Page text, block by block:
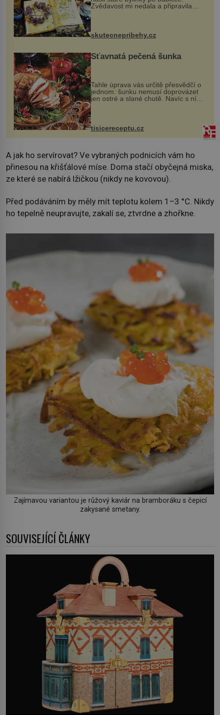
Zvědavost mi nedala a připravila
jsem si z nich lektvar… Zimní pobyt
na chalupě se pro mě vlastní vinou
změnil v děsivý zážitek, na kt...
skutecnepribehy.cz
Šťavnatá pečená šunka
Tahle úprava vás určitě přesvědčí o
jednom: šunku nemusí doprovázet
jen ostré a slané chutě. Navíc s ní
nakrmíte poměrně hodně hladových
krků. Ingredience sádlo 3 kg šunky
vcelku 3 stroužky česneku hl...
tisicereceptu.cz
A jak ho servírovat? Ve vybraných podnicích vám ho
přinesou na křišťálové míse. Doma stačí obyčejná miska,
ze které se nabírá lžičkou (nikdy ne kovovou).
Před podáváním by měly mít teplotu kolem 1–3 °C. Nikdy
ho tepelně neupravujte, zakalí se, ztvrdne a zhořkne.
Zajímavou variantou je růžový kaviár na bramboráku s čepicí
zakysané smetany.
SOUVISEJÍCÍ ČLÁNKY